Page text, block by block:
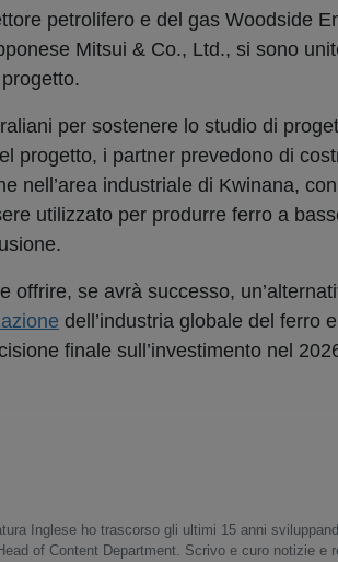
petrolifero e del gas Woodside
Mitsui & Co., Ltd., si sono
per sostenere lo studio di
progetto, i partner prevedono di
nell’area industriale di Kwinana, con
utilizzato per produrre ferro a
se avrà successo,
dell’industria globale del ferro
finale sull’investimento nel
Inglese ho trascorso gli ultimi 15 anni
of Content Department. Scrivo e curo notizie e